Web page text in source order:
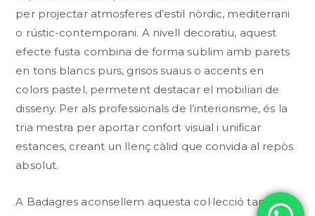
per projectar atmosferes d’estil nòrdic, mediterrani
o rústic-contemporani. A nivell decoratiu, aquest
efecte fusta combina de forma sublim amb parets
en tons blancs purs, grisos suaus o accents en
colors pastel, permetent destacar el mobiliari de
disseny. Per als professionals de l’interiorisme, és la
tria mestra per aportar confort visual i unificar
estances, creant un llenç càlid que convida al repòs
absolut.
A Badagres aconsellem aquesta col·lecció tant a